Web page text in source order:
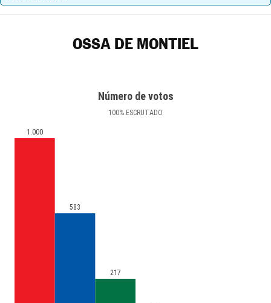
OSSA DE MONTIEL
Número de votos
100% ESCRUTADO
1.000
583
217